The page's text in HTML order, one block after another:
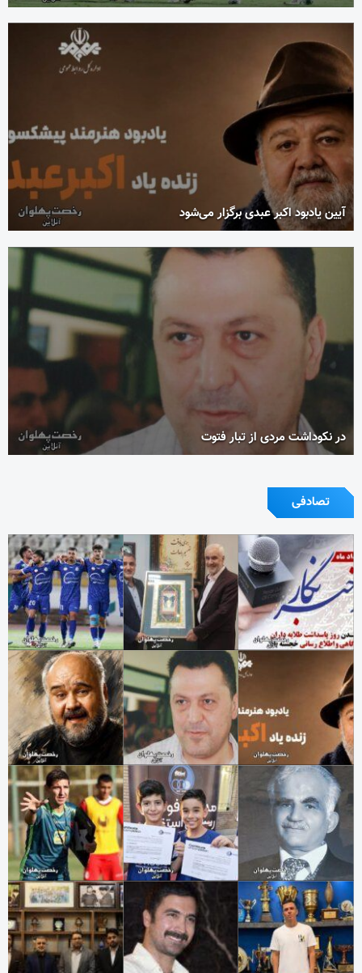
آیین یادبود اکبر عبدی برگزار می‌شود
در نکوداشت مردی از تبار فتوت
تصادفی